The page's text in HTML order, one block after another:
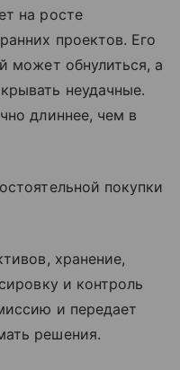
на росте
проектов. Его
может обнулиться, а
неудачные.
длиннее, чем в
покупки
хранение,
и контроль
и передает
решения.